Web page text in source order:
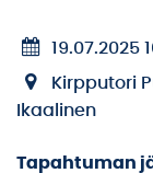
19.07.2025
Kirpputori
Ikaalinen
Tapahtuman